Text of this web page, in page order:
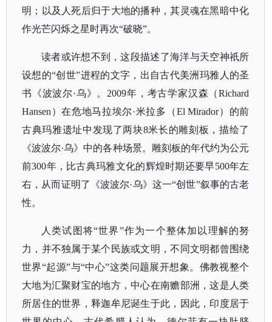
明；以及人死后归于大地的播种，其灵魂在黑暗中化
作光芒闪烁之星时再次“破晓”。
读者或许想不到，这段描述了海洋与天空神祇所
设想的“创世”进程的文字，出自古代美洲玛雅人的圣
书《波波尔·乌》。2009年，考古学家汉森（Richard
Hansen）在危地马拉埃尔·米拉多（El Mirador）的前
古典玛雅遗址中发现了两块8米长的雕刻板，描绘了
《波波尔·乌》中的各种场景。雕刻板的年代约为公元
前300年，比古典玛雅文化的辉煌时期还要早500年左
右，从而证明了《波波尔·乌》这一“创世”叙事的古老
性。
人类试图将“世界”作为一个整体加以理解的努
力，并不独属于某个民族或文明，不同文明都曾围绕
世界“起源”与“中心”这类问题展开想象。佛教视整个
大地为汇聚财宝的地方，中心在南赡部洲，这是人类
所居住的世界，释迦牟尼诞生于此，因此，印度居于